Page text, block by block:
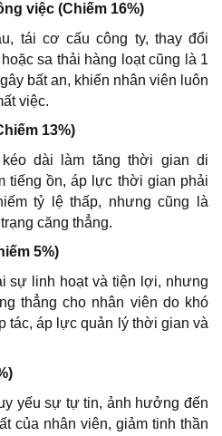
việc (Chiếm 16%)
tái cơ cấu công ty, thay đổi
sa thải hàng loạt cũng là 1
bất an, khiến nhân viên luôn
việc.
13%)
dài làm tăng thời gian di
tiếng ồn, áp lực thời gian phải
tỷ lệ thấp, nhưng cũng là
căng thẳng.
5%)
sự linh hoạt và tiện lợi, nhưng
thẳng cho nhân viên do khó
tác, áp lực quản lý thời gian và
yếu sự tự tin, ảnh hưởng đến
của nhân viên, giảm tinh thần